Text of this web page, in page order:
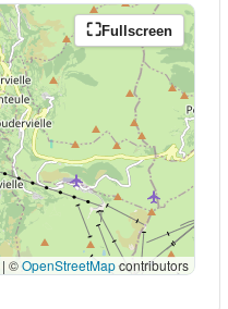
Fullscreen
| ©OpenStreetMapcontributors